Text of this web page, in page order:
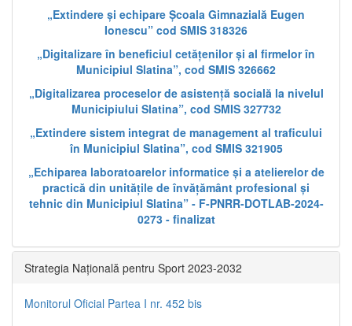
„Extindere și echipare Școala Gimnazială Eugen
Ionescu” cod SMIS 318326
„Digitalizare în beneficiul cetățenilor și al firmelor în
Municipiul Slatina”, cod SMIS 326662
„Digitalizarea proceselor de asistență socială la nivelul
Municipiului Slatina”, cod SMIS 327732
„Extindere sistem integrat de management al traficului
în Municipiul Slatina”, cod SMIS 321905
„Echiparea laboratoarelor informatice și a atelierelor de
practică din unitățile de învățământ profesional și
tehnic din Municipiul Slatina” - F-PNRR-DOTLAB-2024-
0273 - finalizat
Strategia Națională pentru Sport 2023-2032
Monitorul Oficial Partea I nr. 452 bis